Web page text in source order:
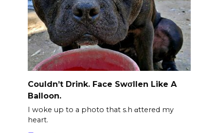
Couldn’t Drink. Face Swσllen Like A
Balloon.
I woke up to a photo that s.h αttered my
heart.